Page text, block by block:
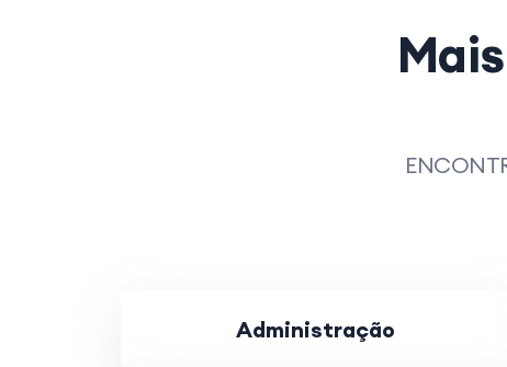
Administração